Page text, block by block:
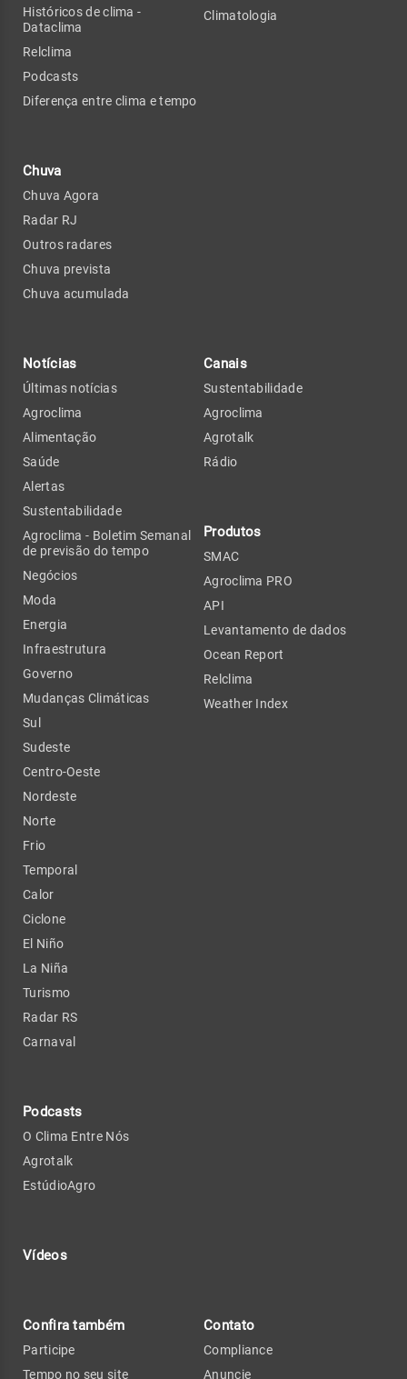
Históricos de clima -
Dataclima
Relclima
Podcasts
Diferença entre clima e tempo
Chuva
Chuva Agora
Radar RJ
Outros radares
Chuva prevista
Chuva acumulada
Climatologia
Notícias
Últimas notícias
Agroclima
Alimentação
Saúde
Alertas
Sustentabilidade
Agroclima - Boletim Semanal
de previsão do tempo
Negócios
Moda
Energia
Infraestrutura
Governo
Mudanças Climáticas
Sul
Sudeste
Centro-Oeste
Nordeste
Norte
Frio
Temporal
Calor
Ciclone
El Niño
La Niña
Turismo
Radar RS
Carnaval
Podcasts
O Clima Entre Nós
Agrotalk
EstúdioAgro
Vídeos
Canais
Sustentabilidade
Agroclima
Agrotalk
Rádio
Produtos
SMAC
Agroclima PRO
API
Levantamento de dados
Ocean Report
Relclima
Weather Index
Confira também
Participe
Tempo no seu site
Contato
Compliance
Anuncie